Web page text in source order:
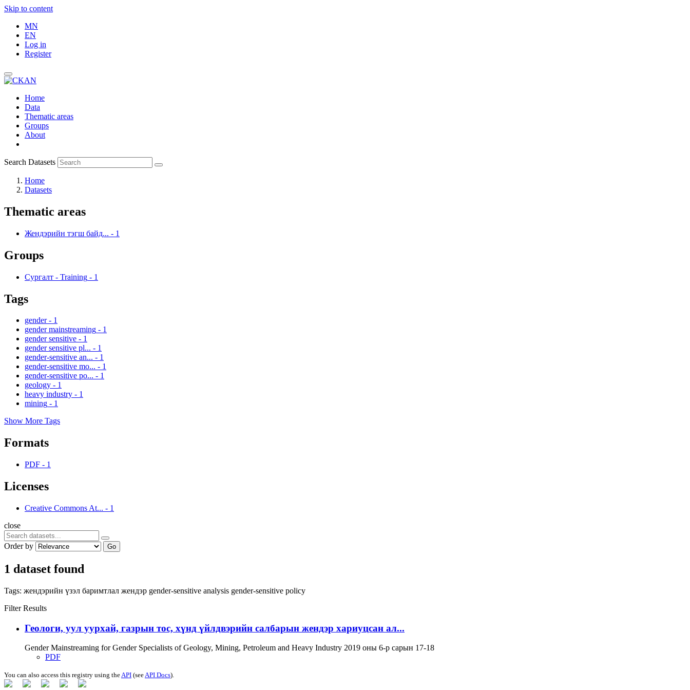
Skip to content
MN
EN
Log in
Register
Home
Data
Thematic areas
Groups
About
Search Datasets
Home
Datasets
Thematic areas
Жендэрийн тэгш байд... - 1
Groups
Сургалт - Training - 1
Tags
gender - 1
gender mainstreaming - 1
gender sensitive - 1
gender sensitive pl... - 1
gender-sensitive an... - 1
gender-sensitive mo... - 1
gender-sensitive po... - 1
geology - 1
heavy industry - 1
mining - 1
Show More Tags
Formats
PDF - 1
Licenses
Creative Commons At... - 1
close
Order by Go
1 dataset found
Tags: жендэрийн үзэл баримтлал жендэр gender-sensitive analysis gender-sensitive policy
Filter Results
Геологи, уул уурхай, газрын тос, хүнд үйлдвэрийн салбарын жендэр хариуцсан ал...
Gender Mainstreaming for Gender Specialists of Geology, Mining, Petroleum and Heavy Industry 2019 оны 6-р сарын 17-18
PDF
You can also access this registry using theAPI (seeAPI Docs).